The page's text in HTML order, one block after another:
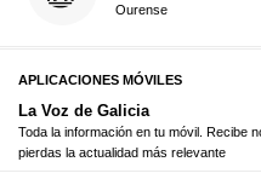
Ourense
APLICACIONES MÓVILES
La Voz de Galicia
Toda la información en tu móvil. Recibe
pierdas la actualidad más relevante